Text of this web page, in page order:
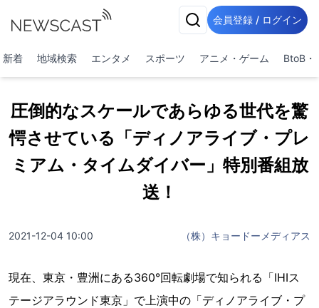
会員登録 / ログイン
新着 地域検索 エンタメ スポーツ アニメ・ゲーム BtoB・
圧倒的なスケールであらゆる世代を驚
愕させている「ディノアライブ・プレ
ミアム・タイムダイバー」特別番組放
送！
2021-12-04 10:00 （株）キョードーメディアス
現在、東京・豊洲にある360°回転劇場で知られる「IHIス
テージアラウンド東京」で上演中の「ディノアライブ・プ